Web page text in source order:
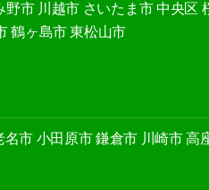
野市 川越市 さいたま市 中央区
鶴ヶ島市 東松山市
名市 小田原市 鎌倉市 川崎市 高